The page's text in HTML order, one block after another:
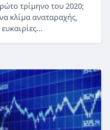
τρίμηνο του 2020;
κλίμα αναταραχής,